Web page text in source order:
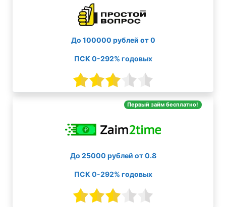
До 100000 рублей от 0
ПСК 0-292% годовых
Первый займ бесплатно!
До 25000 рублей от 0.8
ПСК 0-292% годовых